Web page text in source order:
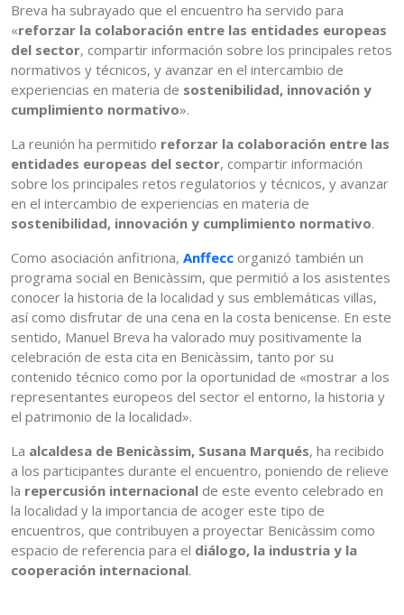
Breva ha subrayado que el encuentro ha servido para
«reforzar la colaboración entre las entidades europeas
del sector, compartir información sobre los principales retos
normativos y técnicos, y avanzar en el intercambio de
experiencias en materia de sostenibilidad, innovación y
cumplimiento normativo».
La reunión ha permitido reforzar la colaboración entre las
entidades europeas del sector, compartir información
sobre los principales retos regulatorios y técnicos, y avanzar
en el intercambio de experiencias en materia de
sostenibilidad, innovación y cumplimiento normativo.
Como asociación anfitriona, Anffecc organizó también un
programa social en Benicàssim, que permitió a los asistentes
conocer la historia de la localidad y sus emblemáticas villas,
así como disfrutar de una cena en la costa benicense. En este
sentido, Manuel Breva ha valorado muy positivamente la
celebración de esta cita en Benicàssim, tanto por su
contenido técnico como por la oportunidad de «mostrar a los
representantes europeos del sector el entorno, la historia y
el patrimonio de la localidad».
La alcaldesa de Benicàssim, Susana Marqués, ha recibido
a los participantes durante el encuentro, poniendo de relieve
la repercusión internacional de este evento celebrado en
la localidad y la importancia de acoger este tipo de
encuentros, que contribuyen a proyectar Benicàssim como
espacio de referencia para el diálogo, la industria y la
cooperación internacional.